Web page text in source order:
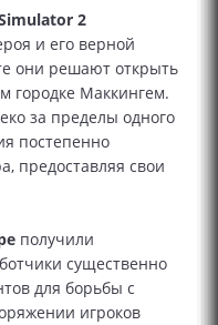
2
и его верной
они решают открыть
городке Маккингем.
за пределы одного
постепенно
предоставляя свои
получили
существенно
для борьбы с
игроков